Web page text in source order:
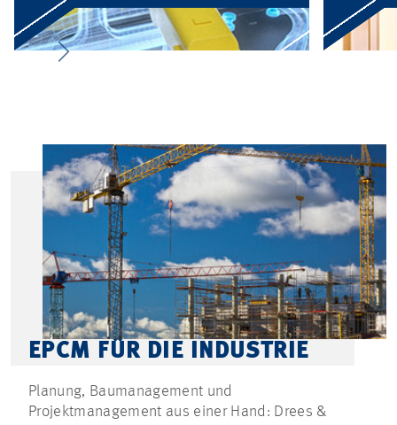
EPCM FÜR DIE INDUSTRIE
Planung, Baumanagement und
Projektmanagement aus einer Hand: Drees &